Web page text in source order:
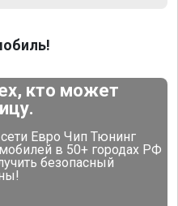
кто может
Евро Чип Тюнинг
в 50+ городах РФ
безопасный